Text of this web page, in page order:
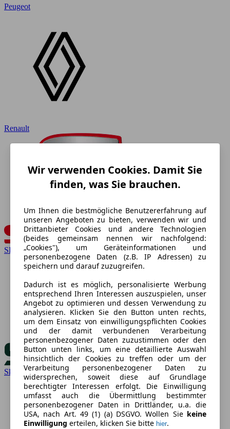
Peugeot
Renault
SEAT
Skoda
Wir verwenden Cookies. Damit Sie
finden, was Sie brauchen.
Um Ihnen die bestmögliche Benutzererfahrung auf
unseren Angeboten zu bieten, verwenden wir und
Drittanbieter Cookies und andere Technologien
(beides gemeinsam nennen wir nachfolgend:
„Cookies"), um Geräteinformationen und
personenbezogene Daten (z.B. IP Adressen) zu
speichern und darauf zuzugreifen.
Dadurch ist es möglich, personalisierte Werbung
entsprechend Ihren Interessen auszuspielen, unser
Angebot zu optimieren und dessen Verwendung zu
analysieren. Klicken Sie den Button unten rechts,
um dem Einsatz von einwilligungspflichten Cookies
und der damit verbundenen Verarbeitung
personenbezogener Daten zuzustimmen oder den
Button unten links, um eine detaillierte Auswahl
hinsichtlich der Cookies zu treffen oder um der
Verarbeitung personenbezogener Daten zu
widersprechen, soweit diese auf Grundlage
berechtigter Interessen erfolgt. Die Einwilligung
umfasst auch die Übermittlung bestimmter
personenbezogener Daten in Drittländer, u.a. die
USA, nach Art. 49 (1) (a) DSGVO. Wollen Sie keine
Einwilligung erteilen, klicken Sie bitte hier.